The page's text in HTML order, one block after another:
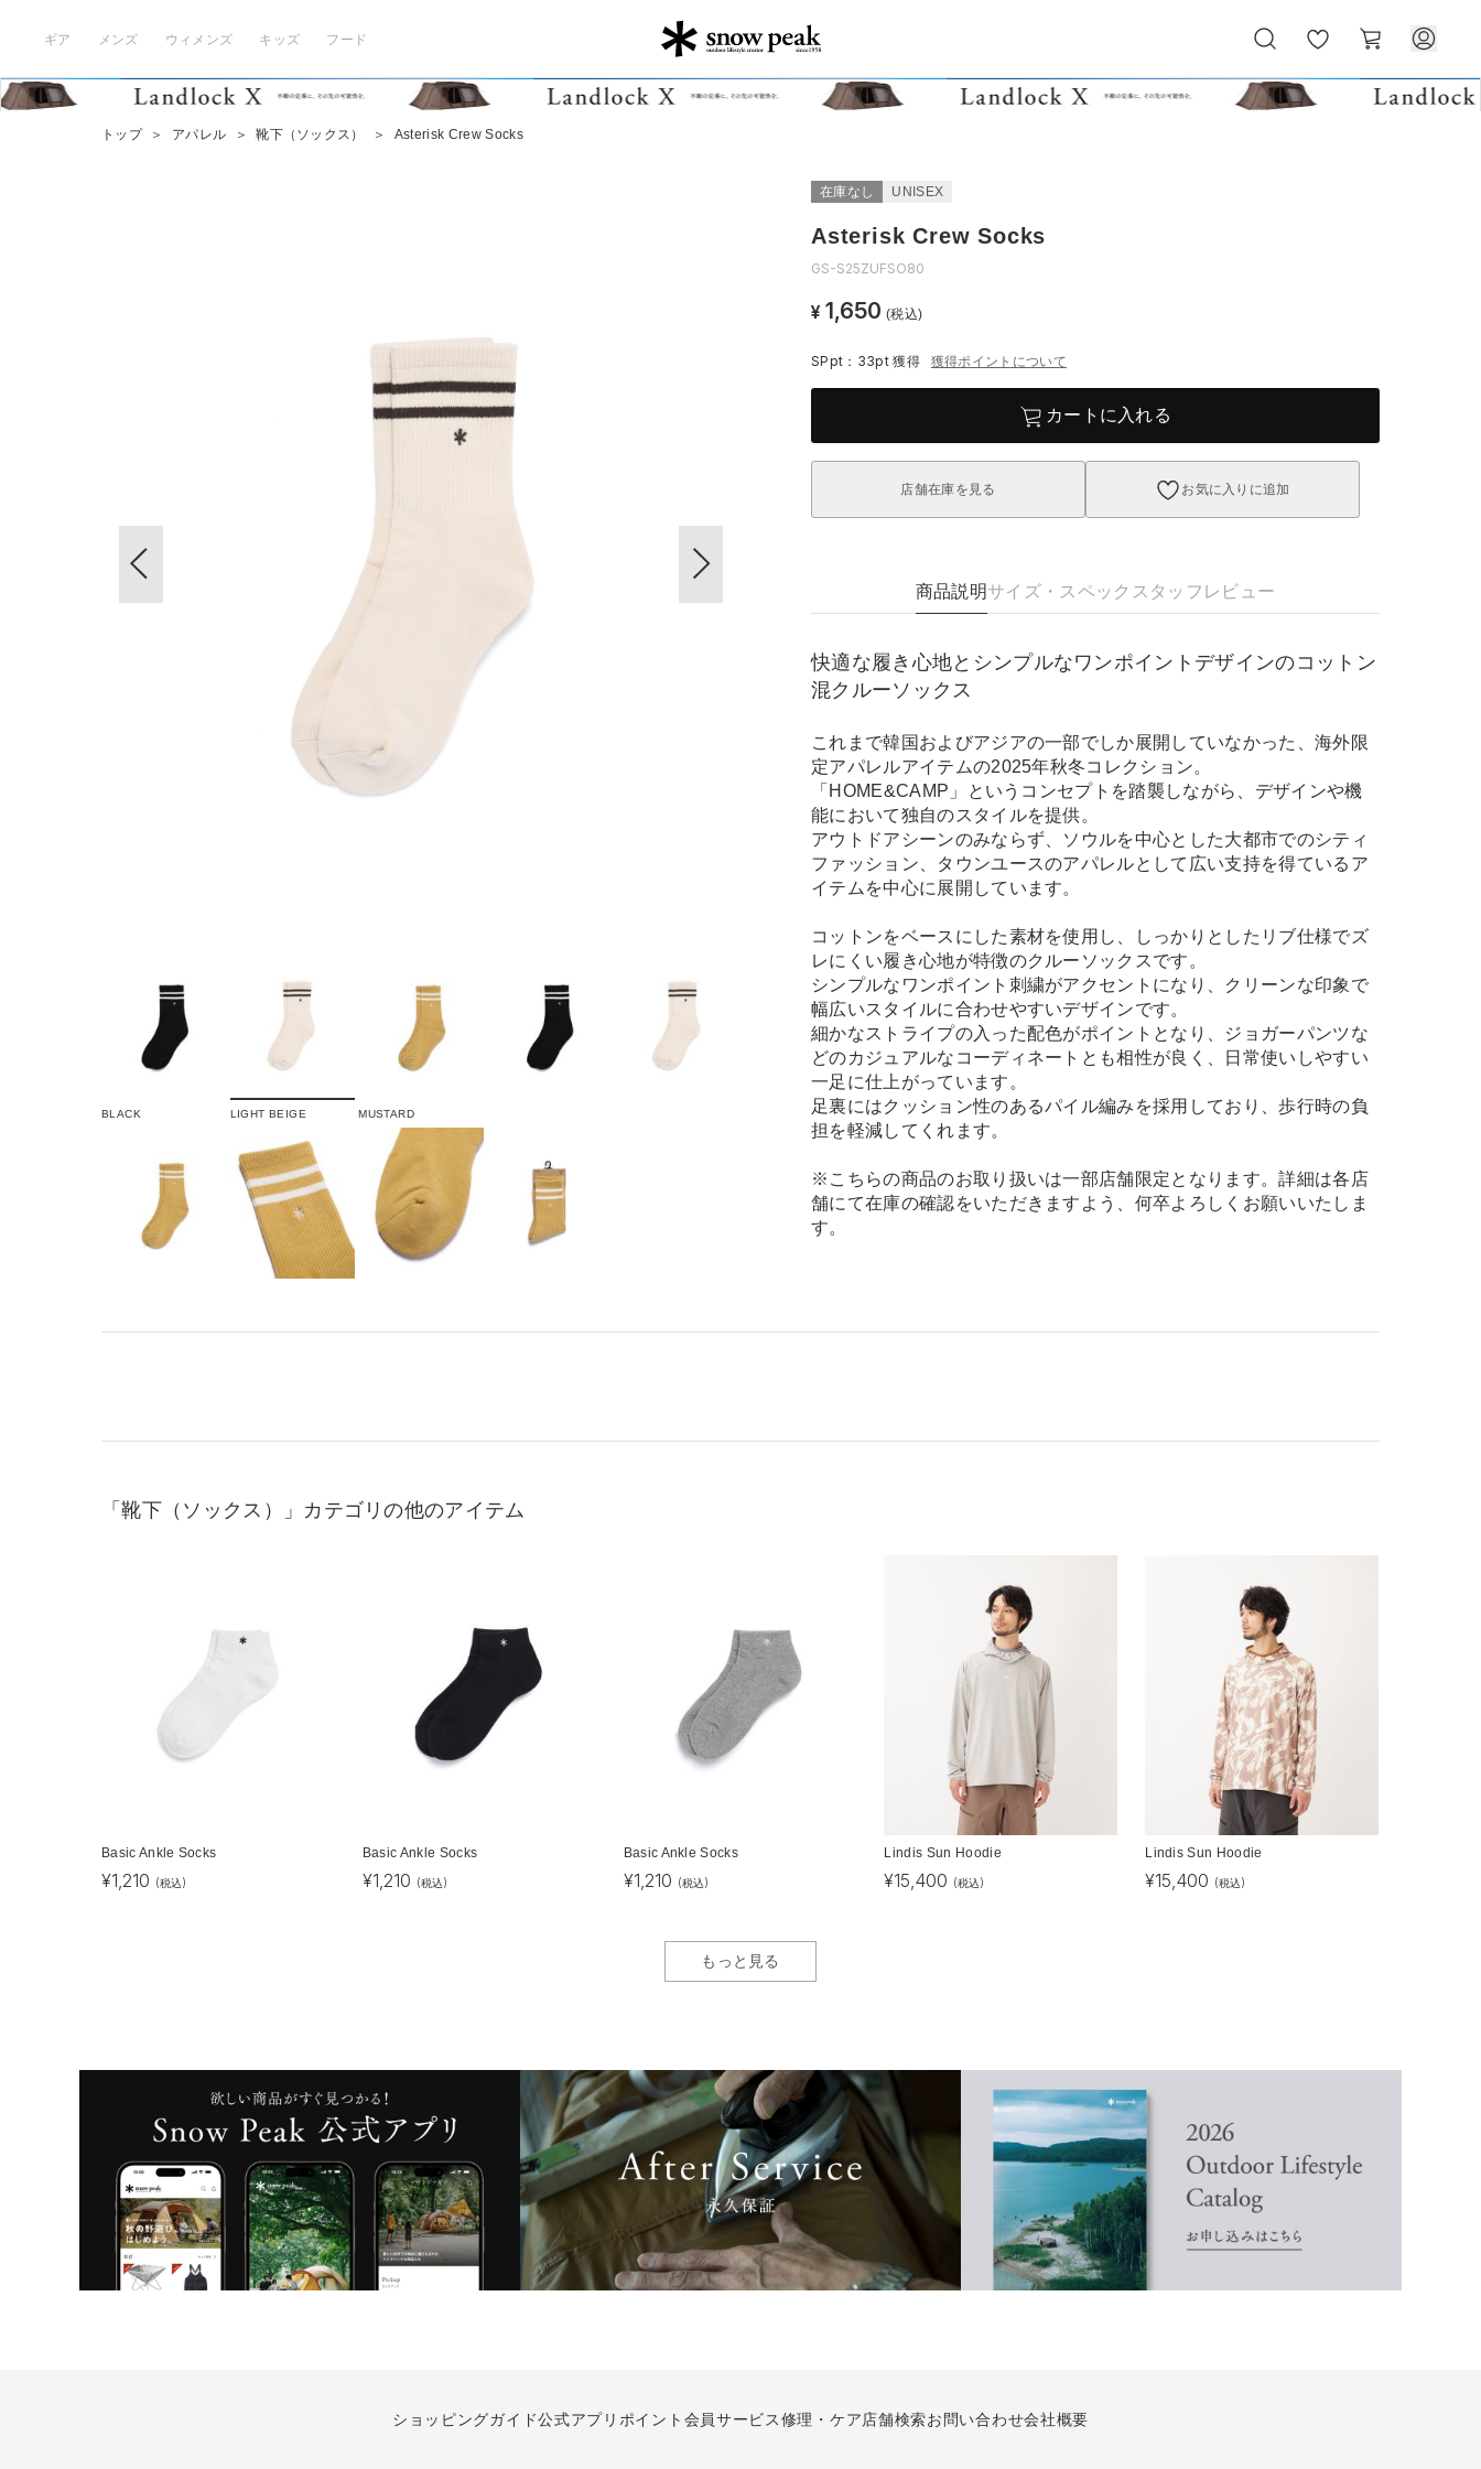
ギア メンズ ウィメンズ キッズ フード
気
に
ー
ト
トップ ＞ アパレル ＞ 靴下（ソックス） ＞ Asterisk Crew Socks
BLACK LIGHT BEIGE MUSTARD
在庫なし UNISEX
Asterisk Crew Socks
GS-S25ZUFSO80
¥ 1,650 (税込)
SPpt：33pt獲得 獲得ポイントについて
カートに入れる
店舗在庫を見る お気に入りに追加
商品説明サイズ・スペック スタッフレビュー
快適な履き心地とシンプルなワンポイントデザインのコットン
混クルーソックス
これまで韓国およびアジアの一部でしか展開していなかった、海外限
定アパレルアイテムの2025年秋冬コレクション。
「HOME&CAMP」というコンセプトを踏襲しながら、デザインや機
能において独自のスタイルを提供。
アウトドアシーンのみならず、ソウルを中心とした大都市でのシティ
ファッション、タウンユースのアパレルとして広い支持を得ているア
イテムを中心に展開しています。
コットンをベースにした素材を使用し、しっかりとしたリブ仕様でズ
レにくい履き心地が特徴のクルーソックスです。
シンプルなワンポイント刺繍がアクセントになり、クリーンな印象で
幅広いスタイルに合わせやすいデザインです。
細かなストライプの入った配色がポイントとなり、ジョガーパンツな
どのカジュアルなコーディネートとも相性が良く、日常使いしやすい
一足に仕上がっています。
足裏にはクッション性のあるパイル編みを採用しており、歩行時の負
担を軽減してくれます。
※こちらの商品のお取り扱いは一部店舗限定となります。詳細は各店
舗にて在庫の確認をいただきますよう、何卒よろしくお願いいたしま
す。
「靴下（ソックス）」カテゴリの他のアイテム
Basic Ankle Socks
¥1,210 (税込)
Basic Ankle Socks
¥1,210 (税込)
Basic Ankle Socks
¥1,210 (税込)
Lindis Sun Hoodie
¥15,400 (税込)
Lindis Sun Hoodie
¥15,400 (税込)
もっと見る
ショッピングガイド公式アプリ ポイント会員サービス修理・ケア店舗検索お問い合わせ会社概要